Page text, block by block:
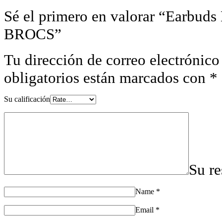
Sé el primero en valorar
BROCS”
Tu dirección de correo
obligatorios están marcados con *
Su calificación
Su
Name *
Email *